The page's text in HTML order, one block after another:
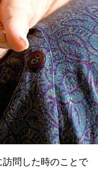
問した時のことで